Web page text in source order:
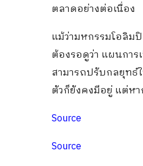
ตลาดอย่างต่อเนื่อง
แม้ว่ามหกรรมโอลิม
ต้องรอดูว่า แผนการ
สามารถปรับกลยุทธ์
ตัวก็ยังคงมีอยู่ แต่ห
Source
Source